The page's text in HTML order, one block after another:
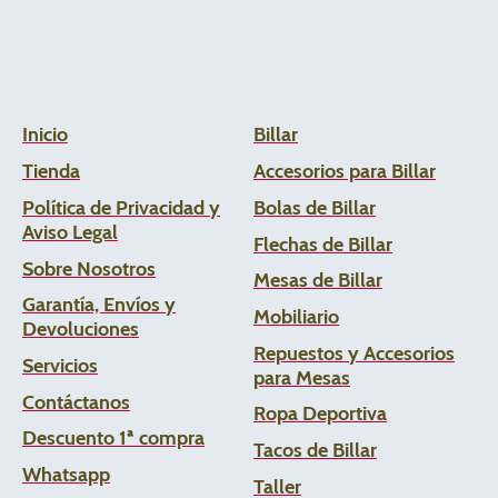
Inicio
Tienda
Política de Privacidad y
Aviso Legal
Sobre Nosotros
Garantía, Envíos y
Devoluciones
Servicios
Contáctanos
Descuento 1ª compra
Whatsapp
Billar
Accesorios para Billar
Bolas de Billar
Flechas de Billar
Mesas de Billar
Mobiliario
Repuestos y Accesorios
para Mesas
Ropa Deportiva
Tacos de Billar
Taller